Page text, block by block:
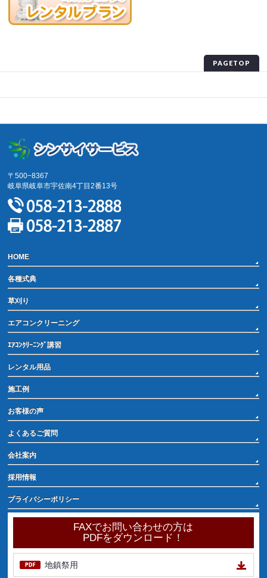
PAGETOP
〒500−8367
岐阜県岐阜市宇佐南4丁目2番13号
HOME
各種式典
草刈り
エアコンクリーニング
ｴｱｺﾝｸﾘｰﾆﾝｸﾞ講習
レンタル用品
施工例
お客様の声
よくあるご質問
会社案内
採用情報
プライバシーポリシー
FAXでお問い合わせの方は
PDFをダウンロード！
地鎮祭用